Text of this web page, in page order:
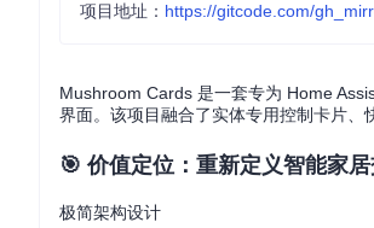
项目地址： https://gitcode.com/
Mushroom Cards 是一套专为 Home
界面。该项目融合了实体专用控制卡片、
🎯 价值定位：重新定义智能家
极简架构设计